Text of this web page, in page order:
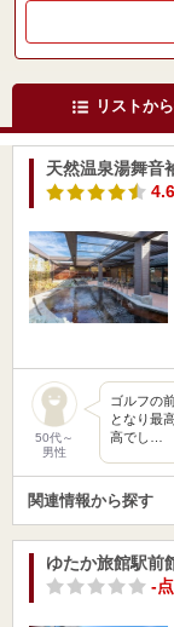
リストか
天然温泉湯舞音
50代～
男性
ゴルフの
となり最
高でし…
関連情報から探す
ゆたか旅館駅前
-点